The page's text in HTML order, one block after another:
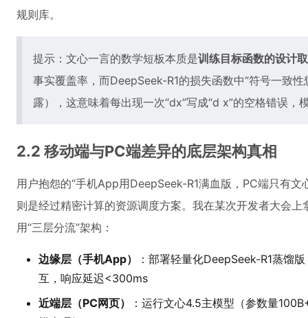
规则库。
提示：文心一言的数学短板本质是训练目标函数的设计
事实覆盖率，而DeepSeek-R1的损失函数中“符号一致
露），这意味着每出现一次“dx”写成“d x”的空格错误，
2.2 移动端与PC端差异的底层架构真相
用户抱怨的“手机App用DeepSeek-R1满血版，PC端只有
则是经过精密计算的资源调度方案。我在某次开发者大会
用“三层分流”架构：
边缘层（手机App）
：部署轻量化DeepSeek-R1蒸馏
互，响应延迟<300ms
近端层（PC网页）
：运行文心4.5主模型（参数量